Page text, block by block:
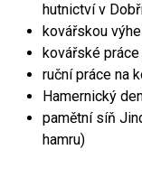
hutnictví v
kovářskou
kovářské
ruční práce na
Hamernický
pamětní síň
hamru)